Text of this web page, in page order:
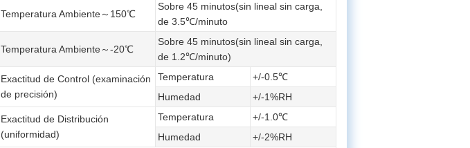
Temperatura Ambiente～150℃
Sobre 45 minutos(sin lineal sin carga,
de 3.5℃/minuto
Temperatura Ambiente～-20℃
Sobre 45 minutos(sin lineal sin carga,
de 1.2℃/minuto)
Exactitud de Control (examinación
de precisión)
Temperatura
+/-0.5℃
Humedad
+/-1%RH
Exactitud de Distribución
(uniformidad)
Temperatura
+/-1.0℃
Humedad
+/-2%RH